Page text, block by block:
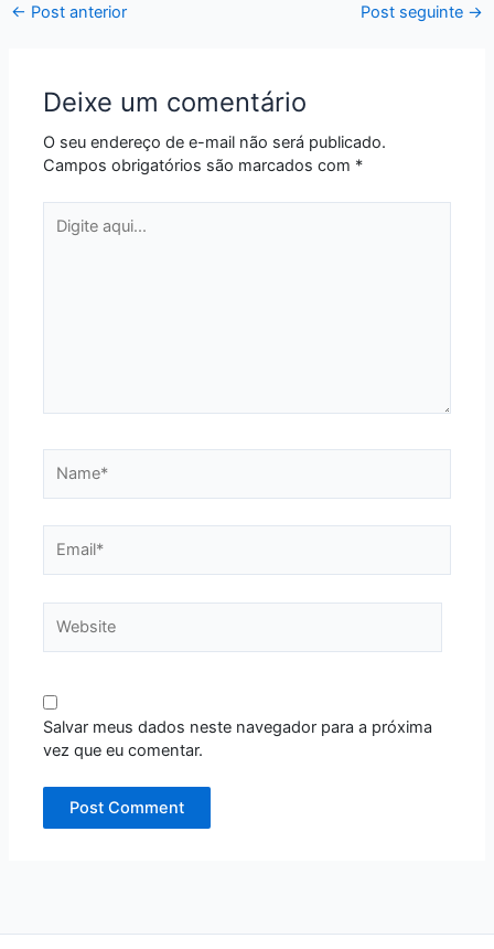
← Post anterior Post seguinte →
Deixe um comentário
O seu endereço de e-mail não será publicado.
Campos obrigatórios são marcados com *
aqui...
Salvar meus dados neste navegador para a próxima
vez que eu comentar.